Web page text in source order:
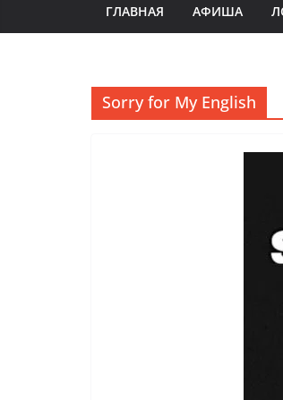
ГЛАВНАЯ АФИША
Sorry for My English